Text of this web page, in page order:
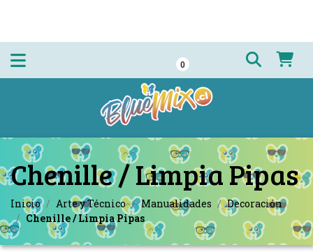
0
Chenille / Limpia Pipas
Inicio Arte y Técnico Manualidades
Decoración
Chenille / Limpia Pipas